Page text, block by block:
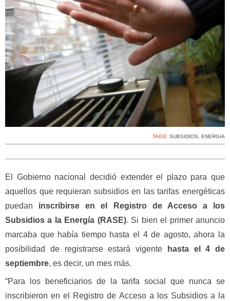
TAGS: SUBSIDIOS, ENERGíA
El Gobierno nacional decidió extender el plazo para que
aquellos que requieran subsidios en las tarifas energéticas
puedan inscribirse en el Registro de Acceso a los
Subsidios a la Energía (RASE). Si bien el primer anuncio
marcaba que había tiempo hasta el 4 de agosto, ahora la
posibilidad de registrarse estará vigente
hasta el 4 de
septiembre, es decir, un mes más.
“Para los beneficiarios de la tarifa social que nunca se
inscribieron en el Registro de Acceso a los Subsidios a la